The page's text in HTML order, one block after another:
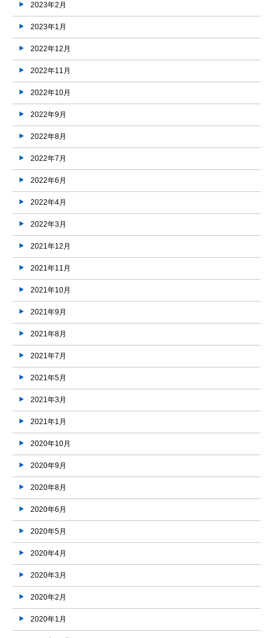
2023年2月
2023年1月
2022年12月
2022年11月
2022年10月
2022年9月
2022年8月
2022年7月
2022年6月
2022年4月
2022年3月
2021年12月
2021年11月
2021年10月
2021年9月
2021年8月
2021年7月
2021年5月
2021年3月
2021年1月
2020年10月
2020年9月
2020年8月
2020年6月
2020年5月
2020年4月
2020年3月
2020年2月
2020年1月